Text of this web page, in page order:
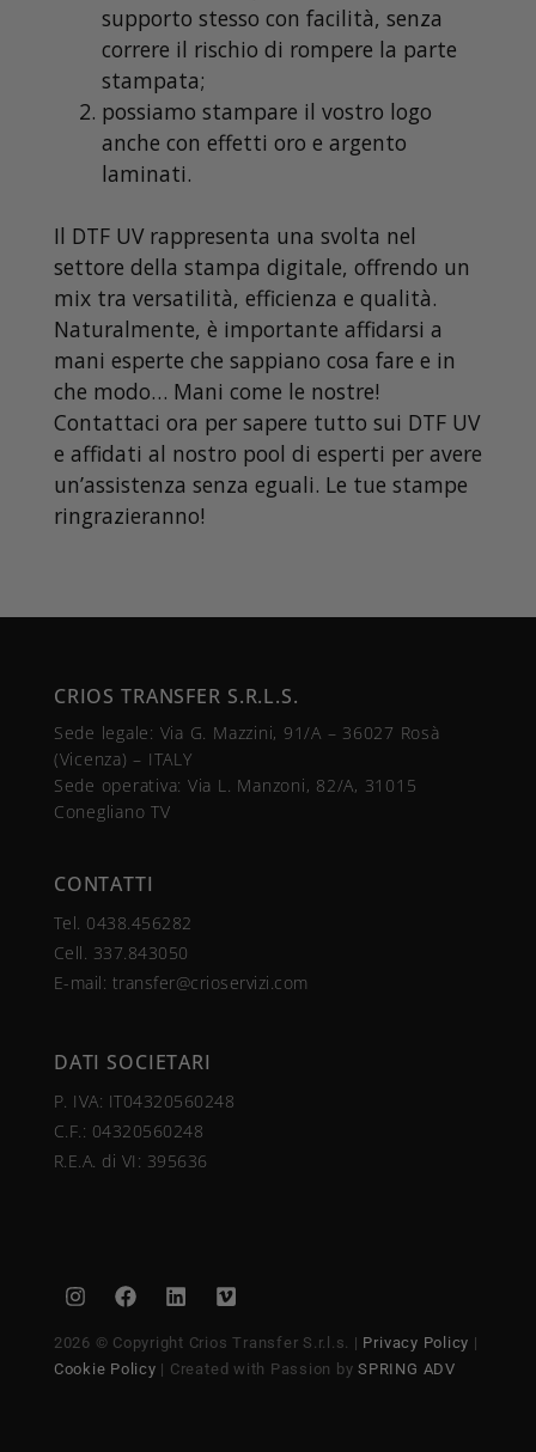
supporto stesso con facilità, senza
correre il rischio di rompere la parte
stampata;
possiamo stampare il vostro logo
anche con effetti oro e argento
laminati.
Il DTF UV rappresenta una svolta nel
settore della stampa digitale, offrendo un
mix tra versatilità, efficienza e qualità.
Naturalmente, è importante affidarsi a
mani esperte che sappiano cosa fare e in
che modo… Mani come le nostre!
Contattaci ora per sapere tutto sui DTF UV
e affidati al nostro pool di esperti per avere
un’assistenza senza eguali. Le tue stampe
ringrazieranno!
CRIOS TRANSFER S.R.L.S.
Sede legale: Via G. Mazzini, 91/A – 36027 Rosà
(Vicenza) – ITALY
Sede operativa: Via L. Manzoni, 82/A, 31015
Conegliano TV
CONTATTI
Tel. 0438.456282
Cell. 337.843050
E-mail: transfer@crioservizi.com
DATI SOCIETARI
P. IVA: IT04320560248
C.F.: 04320560248
R.E.A. di VI: 395636
2026 © Copyright Crios Transfer S.r.l.s. | Privacy Policy |
Cookie Policy | Created with Passion bySPRING ADV